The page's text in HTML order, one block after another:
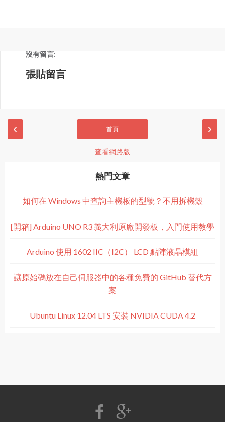
沒有留言:
張貼留言
‹ ›
首頁
查看網路版
熱門文章
如何在 Windows 中查詢主機板的型號？不用拆機殼
[開箱] Arduino UNO R3 義大利原廠開發板，入門使用教學
Arduino 使用 1602 IIC（I2C） LCD 點陣液晶模組
讓原始碼放在自己伺服器中的各種免費的 GitHub 替代方
案
Ubuntu Linux 12.04 LTS 安裝 NVIDIA CUDA 4.2